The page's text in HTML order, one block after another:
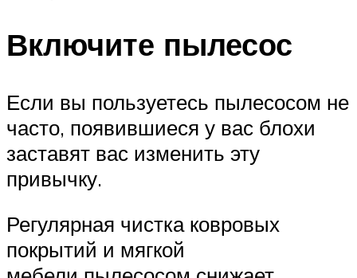
Включите пылесос
Если вы пользуетесь пылесосом не
часто, появившиеся у вас блохи
заставят вас изменить эту
привычку.
Регулярная чистка ковровых
покрытий и мягкой